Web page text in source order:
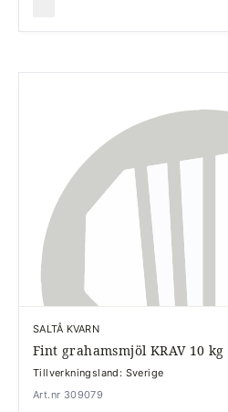
SALTÅ KVARN
Fint grahamsmjöl KRAV 10 kg
Tillverkningsland: Sverige
Art.nr 309079